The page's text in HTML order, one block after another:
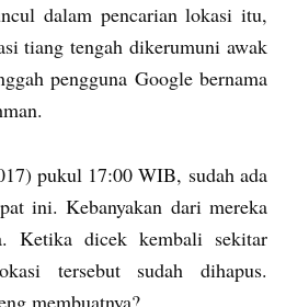
dalam pencarian lokasi itu,
tiang tengah dikerumuni awak
pengguna Google bernama
pukul 17:00 WIB, sudah ada
ini. Kebanyakan dari mereka
Ketika dicek kembali sekitar
tersebut sudah dihapus.